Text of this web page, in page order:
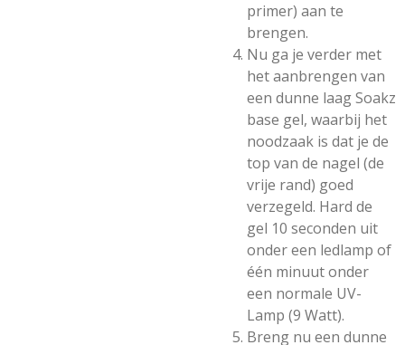
primer) aan te
brengen.
Nu ga je verder met
het aanbrengen van
een dunne laag Soakz
base gel, waarbij het
noodzaak is dat je de
top van de nagel (de
vrije rand) goed
verzegeld. Hard de
gel 10 seconden uit
onder een ledlamp of
één minuut onder
een normale UV-
Lamp (9 Watt).
Breng nu een dunne